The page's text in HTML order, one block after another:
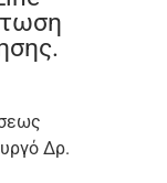
Δρ.